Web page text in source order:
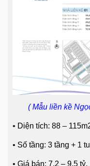
( Mẫu liền kề
• Diện tích: 88 –
• Số tầng: 3 tầng + 1
•Giá bán: 7,2 – 9,5 tỷ.